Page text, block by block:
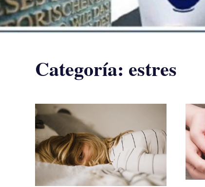
Categoría: estres